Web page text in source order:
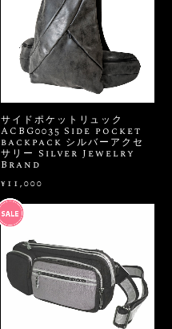
サイドポケットリュック
ACBG0035 Side pocket
backpack シルバーアクセ
サリー Silver Jewelry
Brand
¥11,000